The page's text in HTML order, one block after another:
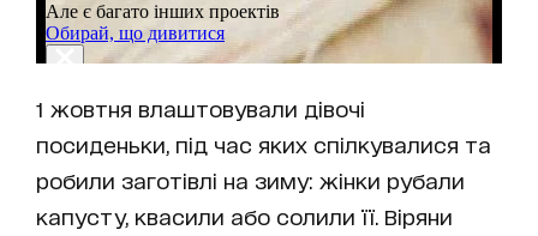
1 жовтня влаштовували дівочі
посиденьки, під час яких спілкувалися та
робили заготівлі на зиму: жінки рубали
капусту, квасили або солили її. Віряни